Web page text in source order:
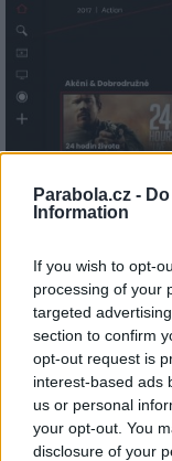
Parabola.cz -
Information
If you wish to opt-
processing of your
targeted
section to confirm
opt-out request is
interest-based ads
us or personal
your opt-out. You
disclosure of your
Velmi příjemná
Assistant, tedy
zároveň jako
dálkovém ovládání
vyhledáno na
V Google Play
ale upozornit, že
určeno pro mobilní